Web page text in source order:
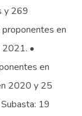
y 269
en
•
en
2020 y 25
19